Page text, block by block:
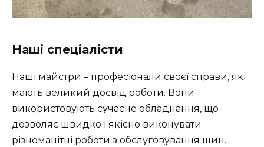
Наші спеціалісти
Наші майстри – професіонали своєї справи, які
мають великий досвід роботи. Вони
використовують сучасне обладнання, що
дозволяє швидко і якісно виконувати
різноманітні роботи з обслуговування шин.